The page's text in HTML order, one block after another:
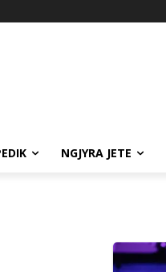
NGJYRA JETE